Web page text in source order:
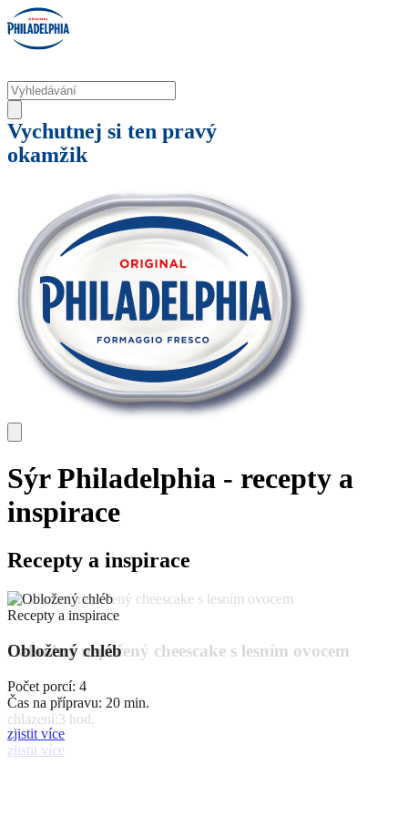
Vychutnej si ten pravý
okamžik
Sýr Philadelphia - recepty a
inspirace
Recepty a inspirace
Recepty a inspirace
Lahodný nepečený cheescake s lesním ovocem
Počet porcí: 6
Čas na přípravu: 15 min.
chlazení:3 hod.
zjistit více
Recepty a inspirace
Obložený chléb
Počet porcí: 4
Čas na přípravu: 20 min.
zjistit více